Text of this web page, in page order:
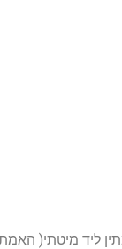
ליד מיטתי(